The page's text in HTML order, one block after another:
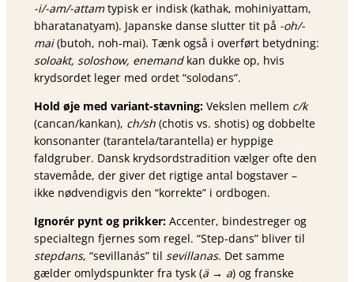
-i/-am/-attamtypisk er indisk (kathak, mohiniyattam,
bharatanatyam). Japanske danse slutter tit på -oh/-
mai(butoh, noh-mai). Tænk også i overført betydning:
soloakt, soloshow, enemandkan dukke op, hvis
krydsordet leger med ordet “solodans”.
Hold øje med variant-stavning: Vekslen mellem c/k
(cancan/kankan), ch/sh (chotis vs. shotis) og dobbelte
konsonanter (tarantela/tarantella) er hyppige
faldgruber. Dansk krydsordstradition vælger ofte den
stavemåde, der giver det rigtige antal bogstaver –
ikke nødvendigvis den “korrekte” i ordbogen.
Ignorér pynt og prikker: Accenter, bindestreger og
specialtegn fjernes som regel. “Step-dans” bliver til
stepdans, “sevillanás” til sevillanas. Det samme
gælder omlydspunkter fra tysk (ä → a) og franske